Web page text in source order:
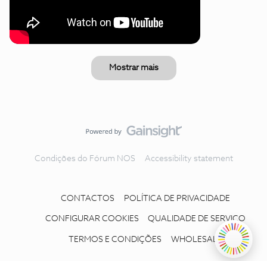
Mostrar mais
Condições do Fórum NOS Accessibility statement
CONTACTOS POLÍTICA DE PRIVACIDADE
CONFIGURAR COOKIES QUALIDADE DE SERVIÇO
TERMOS E CONDIÇÕES WHOLESALE